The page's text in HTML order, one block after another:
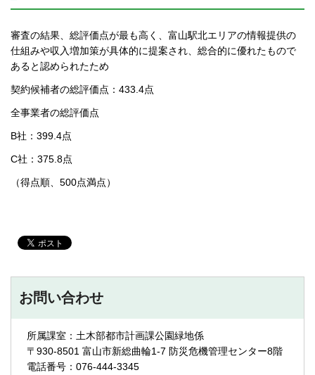
審査の結果、総評価点が最も高く、富山駅北エリアの情報提供の
仕組みや収入増加策が具体的に提案され、総合的に優れたもので
あると認められたため
契約候補者の総評価点：433.4点
全事業者の総評価点
B社：399.4点
C社：375.8点
（得点順、500点満点）
お問い合わせ
所属課室：土木部都市計画課公園緑地係
〒930-8501 富山市新総曲輪1-7 防災危機管理センター8階
電話番号：076-444-3345